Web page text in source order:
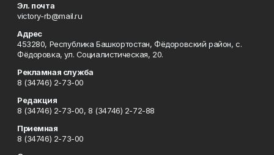
Эл. почта
victory-rb@mail.ru
Адрес
453280, Республика Башкортостан, Фёдоровский район, с.
Фёдоровка, ул. Социалистическая, 20.
Рекламная служба
8 (34746) 2-73-00
Редакция
8 (34746) 2-73-00, 8 (34746) 2-72-88
Приемная
8 (34746) 2-73-00